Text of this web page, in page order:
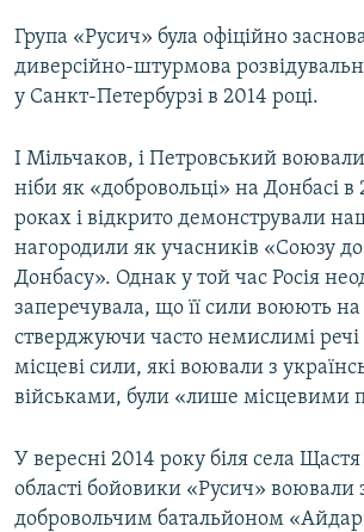
Група «Русич» була офіційно
диверсійно-штурмова
у Санкт-Петербурзі в 2014 році.
І Мільчаков, і Петровський
ніби як «добровольці» на Донбасі в
роках і відкрито демонстрували
нагородили як учасників «Союзу
Донбасу». Однак у той час Росія
заперечувала, що її сили воюють на
стверджуючи часто немислимі
місцеві сили, які воювали з
військами, були «лише місцевими
У вересні 2014 року біля села
області бойовики «Русич» воювали
добровольчим батальйоном